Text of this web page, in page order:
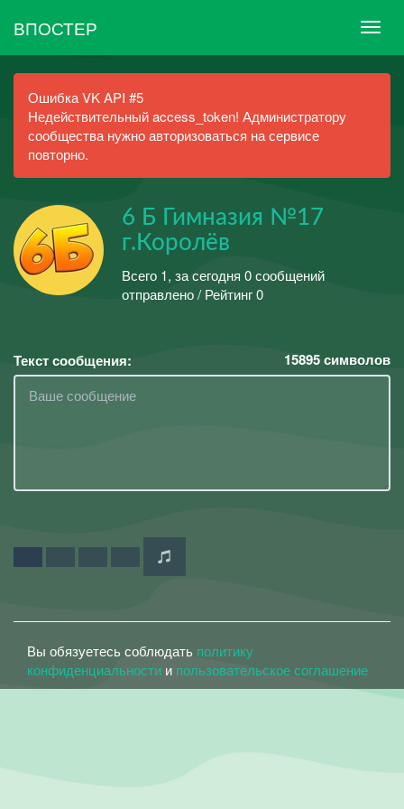
ВПОСТЕР
Ошибка VK API #5
Недействительный access_token! Администратору
сообщества нужно авторизоваться на сервисе
повторно.
6 Б Гимназия №17
г.Королёв
Всего 1, за сегодня 0 сообщений
отправлено / Рейтинг 0
Текст сообщения: 15895символов
Вы обязуетесь соблюдать политику
конфиденциальности и пользовательское соглашение